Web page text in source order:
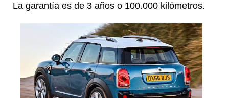
La garantía es de 3 años o 100.000 kilómetros.